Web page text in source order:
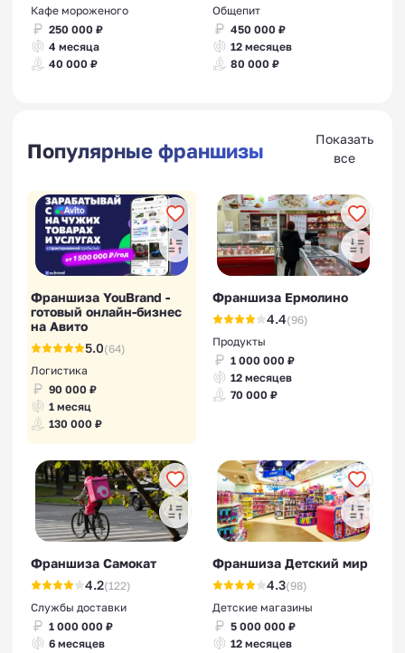
Кафе мороженого
250 000 ₽
4 месяца
40 000 ₽
Общепит
450 000 ₽
12 месяцев
80 000 ₽
Популярные франшизы
Показать
все
Франшиза YouBrand -
готовый онлайн-бизнес
на Авито
5.0(64)
Логистика
90 000 ₽
1 месяц
130 000 ₽
Франшиза Ермолино
4.4(96)
Продукты
1 000 000 ₽
12 месяцев
70 000 ₽
Франшиза Самокат
4.2(122)
Службы доставки
1 000 000 ₽
6 месяцев
Франшиза Детский мир
4.3(98)
Детские магазины
5 000 000 ₽
12 месяцев